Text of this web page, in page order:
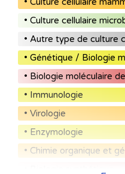
• Culture cellulaire
• Autre type de culture
• Génétique / Biologie
• Biologie moléculaire
• Immunologie
• Virologie
• Enzymologie
• Chimie organique et